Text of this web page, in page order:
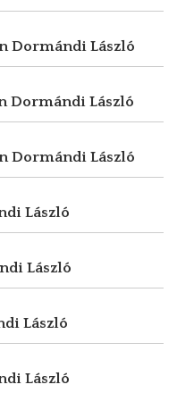
Dormándi László
Dormándi László
Dormándi László
László
László
László
László